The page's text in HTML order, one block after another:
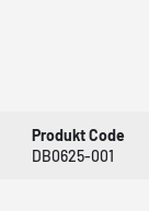
Produkt Code
DB0625-001